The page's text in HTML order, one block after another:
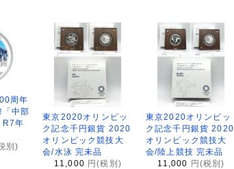
周年
「中部
R7年
別)
東京2020オリンピッ
ク記念千円銀貨 2020
オリンピック競技大
会/水泳 完未品
11,000 円(税別)
東京2020オリンピッ
ク記念千円銀貨 2020
オリンピック競技大
会/陸上競技 完未品
11,000
円(税別)